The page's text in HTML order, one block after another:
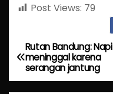
Post Views: 79
P
o
Rutan Bandung: Napi
meninggal karena
serangan jantung